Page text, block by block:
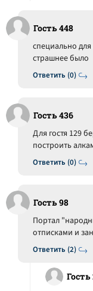
Гость 448
Ответить (0)
специально
страшнее было
Гость 436
Ответить (0)
Для гостя 129
построить
Гость 98
Ответить (2)
Портал
отписками и
Гость